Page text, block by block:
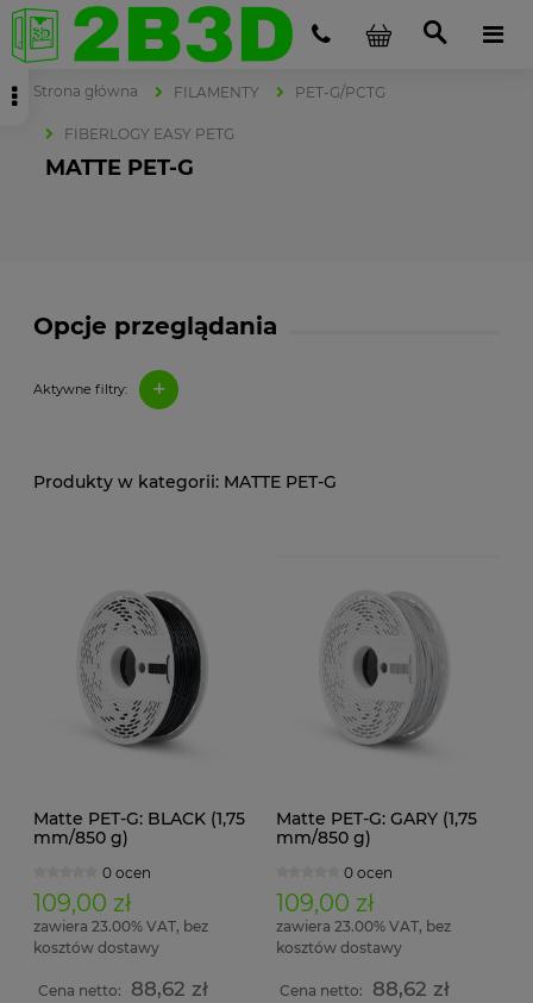
Strona główna FILAMENTY PET-G/PCTG
FIBERLOGY EASY PETG
MATTE PET-G
Opcje przeglądania
Aktywne filtry: +
MATTE PET-G
Matte PET-G: BLACK (1,75
mm/850 g)
0 ocen
109,00 zł
zawiera 23.00% VAT, bez
kosztów dostawy
Cena netto: 88,62 zł
Matte PET-G: GARY (1,75
mm/850 g)
0 ocen
109,00 zł
zawiera 23.00% VAT, bez
kosztów dostawy
Cena netto: 88,62 zł